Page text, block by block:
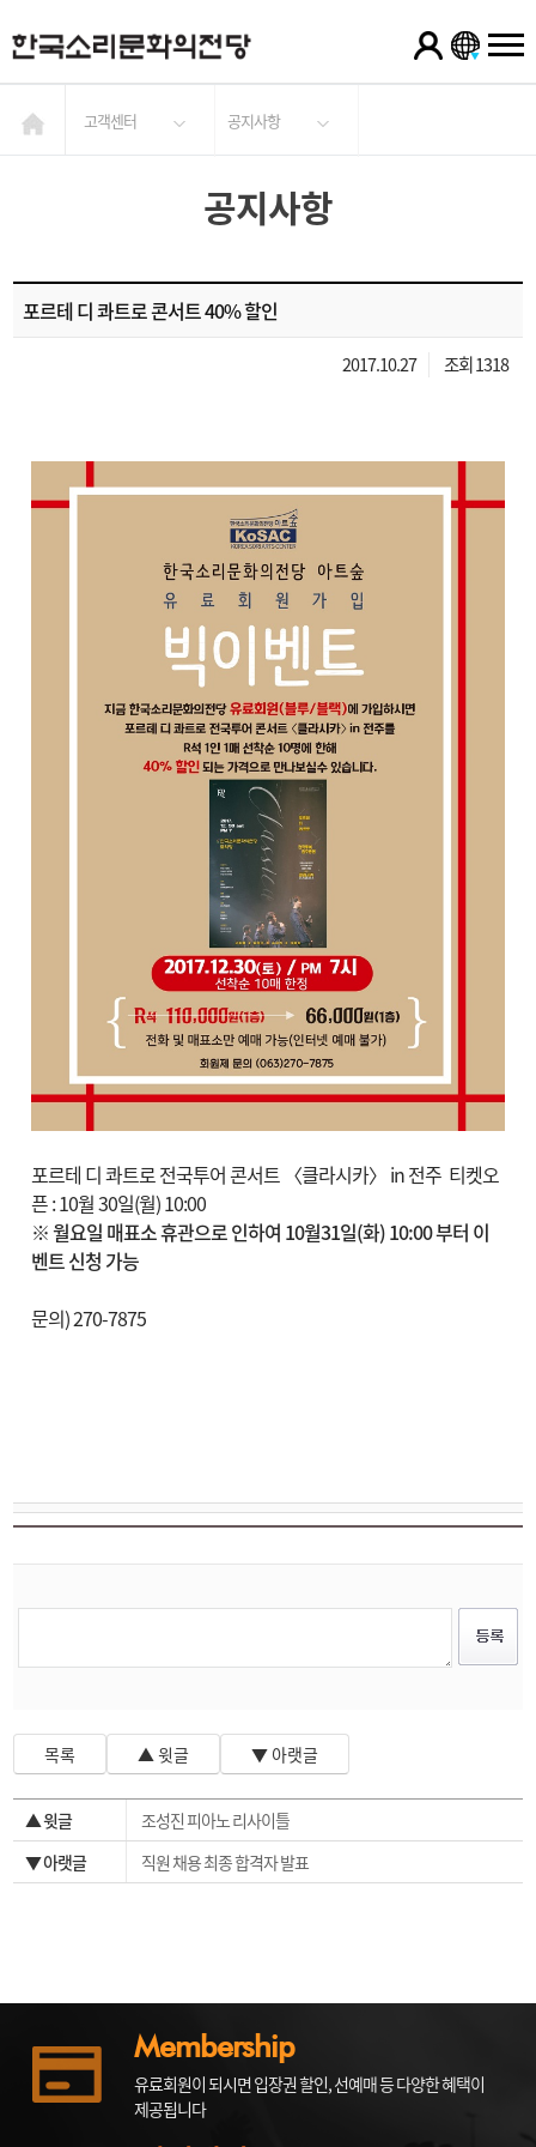
고객센터 공지사항
공지사항
포르테 디 콰트로 콘서트 40% 할인
2017.10.27 조회 1318
포르테 디 콰트로 전국투어 콘서트 〈클라시카〉 in 전주 티켓오
픈 : 10월 30일(월) 10:00
※ 월요일 매표소 휴관으로 인하여 10월31일(화) 10:00 부터 이
벤트 신청 가능
문의) 270-7875
목록 ▲ 윗글 ▼ 아랫글
▲ 윗글
조성진 피아노 리사이틀
▼ 아랫글
직원 채용 최종 합격자 발표
Membership
유료회원이 되시면 입장권 할인, 선예매 등 다양한 혜택이
제공됩니다